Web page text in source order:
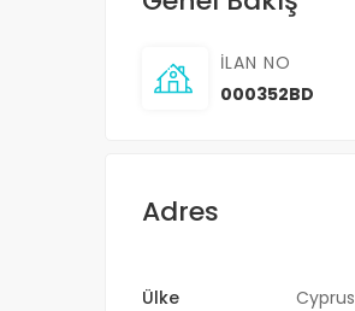
İLAN NO
000352BD
Adres
Ülke Cyprus